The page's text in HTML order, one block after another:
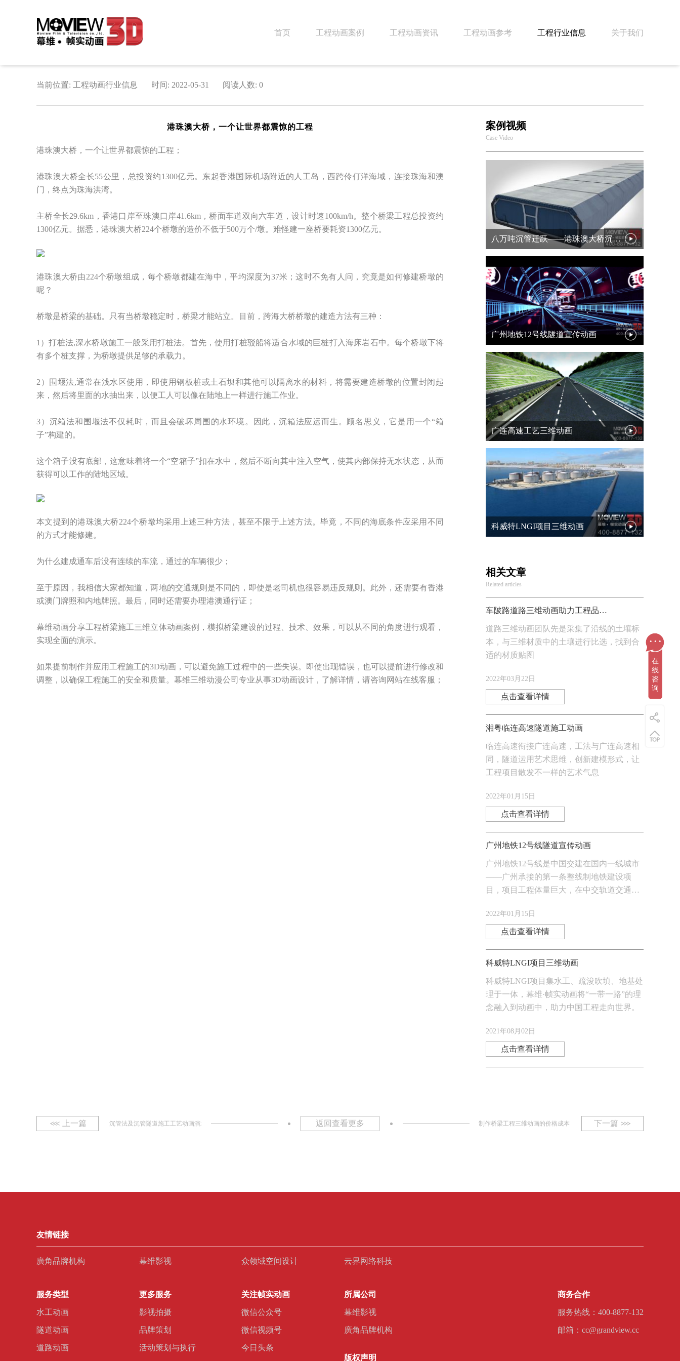
首页 工程动画案例 工程动画资讯 工程动画参考 工程行业信息 关于我们
当前位置: 工程动画行业信息 时间: 2022-05-31 阅读人数: 0
港珠澳大桥，一个让世界都震惊的工程
港珠澳大桥，一个让世界都震惊的工程；
港珠澳大桥全长55公里，总投资约1300亿元。东起香港国际机场附近的人工岛，西跨伶仃洋海域，连接珠海和澳
门，终点为珠海洪湾。
主桥全长29.6km，香港口岸至珠澳口岸41.6km，桥面车道双向六车道，设计时速100km/h。整个桥梁工程总投资约
1300亿元。据悉，港珠澳大桥224个桥墩的造价不低于500万个/墩。难怪建一座桥要耗资1300亿元。
港珠澳大桥由224个桥墩组成，每个桥墩都建在海中，平均深度为37米；这时不免有人问，究竟是如何修建桥墩的
呢？
桥墩是桥梁的基础。只有当桥墩稳定时，桥梁才能站立。目前，跨海大桥桥墩的建造方法有三种：
1）打桩法,深水桥墩施工一般采用打桩法。首先，使用打桩驳船将适合水域的巨桩打入海床岩石中。每个桥墩下将
有多个桩支撑，为桥墩提供足够的承载力。
2）围堰法,通常在浅水区使用，即使用钢板桩或土石坝和其他可以隔离水的材料，将需要建造桥墩的位置封闭起
来，然后将里面的水抽出来，以便工人可以像在陆地上一样进行施工作业。
3）沉箱法和围堰法不仅耗时，而且会破坏周围的水环境。因此，沉箱法应运而生。顾名思义，它是用一个“箱
子”构建的。
这个箱子没有底部，这意味着将一个“空箱子”扣在水中，然后不断向其中注入空气，使其内部保持无水状态，从而
获得可以工作的陆地区域。
本文提到的港珠澳大桥224个桥墩均采用上述三种方法，甚至不限于上述方法。毕竟，不同的海底条件应采用不同
的方式才能修建。
为什么建成通车后没有连续的车流，通过的车辆很少；
至于原因，我相信大家都知道，两地的交通规则是不同的，即使是老司机也很容易违反规则。此外，还需要有香港
或澳门牌照和内地牌照。最后，同时还需要办理港澳通行证；
幕维动画分享工程桥梁施工三维立体动画案例，模拟桥梁建设的过程、技术、效果，可以从不同的角度进行观看，
实现全面的演示。
如果提前制作并应用工程施工的3D动画，可以避免施工过程中的一些失误。即使出现错误，也可以提前进行修改和
调整，以确保工程施工的安全和质量。幕维三维动漫公司专业从事3D动画设计，了解详情，请咨询网站在线客服；
案例视频
Case Video
八万吨沉管迁跃——港珠澳大桥沉管浮运
广州地铁12号线隧道宣传动画
广连高速工艺三维动画
科威特LNGI项目三维动画
相关文章
Related articles
车陂路道路三维动画助力工程品牌传播
道路三维动画团队先是采集了沿线的土壤标
本，与三维材质中的土壤进行比选，找到合
适的材质贴图
2022年03月22日
点击查看详情
湘粤临连高速隧道施工动画
临连高速衔接广连高速，工法与广连高速相
同，隧道运用艺术思维，创新建模形式，让
工程项目散发不一样的艺术气息
2022年01月15日
点击查看详情
广州地铁12号线隧道宣传动画
广州地铁12号线是中国交建在国内一线城市
——广州承接的第一条整线制地铁建设项
目，项目工程体量巨大，在中交轨道交通业
2022年01月15日
点击查看详情
科威特LNGI项目三维动画
科威特LNGI项目集水工、疏浚吹填、地基处
理于一体，幕维·帧实动画将“一带一路”的理
念融入到动画中，助力中国工程走向世界。
2021年08月02日
点击查看详情
上一篇 沉管法及沉管隧道施工工艺动画演示 返回查看更多 制作桥梁工程三维动画的价格成本 下一篇
友情链接
廣角品牌机构 幕维影视 众领域空间设计 云界网络科技
服务类型
水工动画
隧道动画
道路动画
更多服务
影视拍摄
品牌策划
活动策划与执行
关注帧实动画
微信公众号
微信视频号
今日头条
所属公司
幕维影视
廣角品牌机构
版权声明
商务合作
服务热线：400-8877-132
邮箱：cc@grandview.cc
...
在
线
咨
询